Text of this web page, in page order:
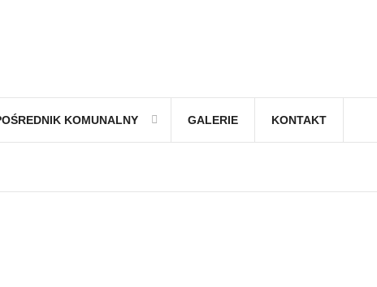
KOMUNALNY GALERIE KONTAKT